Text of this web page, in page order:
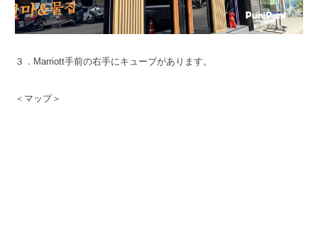
３．Marriott手前の右手にキューブがあります。
＜マップ＞